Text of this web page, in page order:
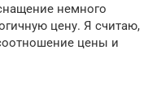
немного
цену. Я считаю,
цены и